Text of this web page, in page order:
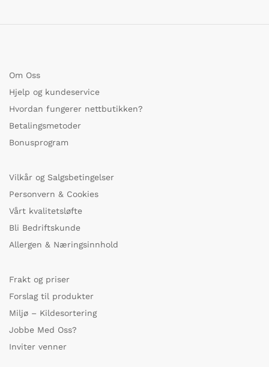
Om Oss
Hjelp og kundeservice
Hvordan fungerer nettbutikken?
Betalingsmetoder
Bonusprogram
Vilkår og Salgsbetingelser
Personvern & Cookies
Vårt kvalitetsløfte
Bli Bedriftskunde
Allergen & Næringsinnhold
Frakt og priser
Forslag til produkter
Miljø – Kildesortering
Jobbe Med Oss?
Inviter venner